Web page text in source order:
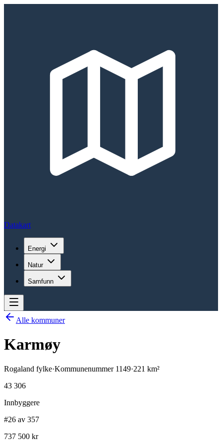
Datakart
Energi
Natur
Samfunn
Alle kommuner
Karmøy
Rogaland fylke·Kommunenummer 1149·221 km²
43 306
Innbyggere
#26 av 357
737 500 kr